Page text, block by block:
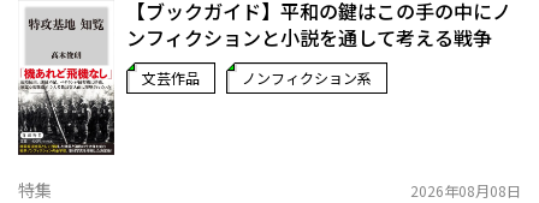
【ブックガイド】平和の鍵はこの手の中に――ノ
ンフィクションと小説を通して考える戦争
文芸作品 ノンフィクション系
特集 2026年08月08日